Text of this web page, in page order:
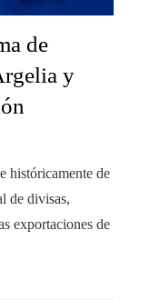
de
y
históricamente de
de divisas,
exportaciones de